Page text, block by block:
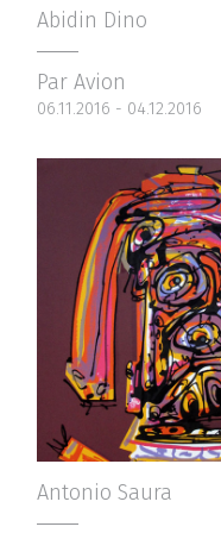
Abidin Dino
Par Avion
06.11.2016 - 04.12.2016
Antonio Saura